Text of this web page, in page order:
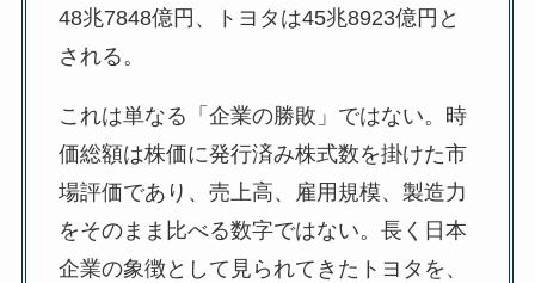
48兆7848億円、トヨタは45兆8923億円と
される。
これは単なる「企業の勝敗」ではない。時
価総額は株価に発行済み株式数を掛けた市
場評価であり、売上高、雇用規模、製造力
をそのまま比べる数字ではない。長く日本
企業の象徴として見られてきたトヨタを、